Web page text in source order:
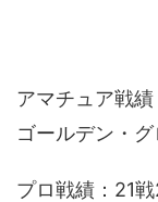
アマチュア戦
ゴールデン・
プロ戦績：21